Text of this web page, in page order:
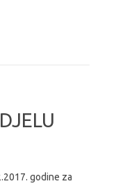
godine za